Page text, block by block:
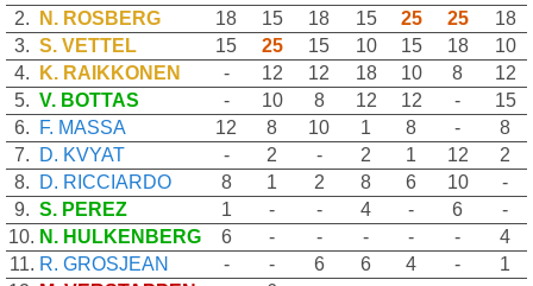
2.
N. ROSBERG 18 15 18 15 25 25
18
3. S. VETTEL 15 25 15 10 15 18
10
4.
K. RAIKKONEN - 12 12 18 10 8
12
5. V. BOTTAS - 10 8 12 12 -
15
6.
F. MASSA 12 8 10 1 8 -
8
7.
D. KVYAT - 2 - 2 1 12
2
8.
D. RICCIARDO 8 1 2 8 6 10
-
9. S. PEREZ 1 - - 4 - 6
-
10. N. HULKENBERG 6 - - - - -
4
11. R. GROSJEAN - - 6 6 4 -
1